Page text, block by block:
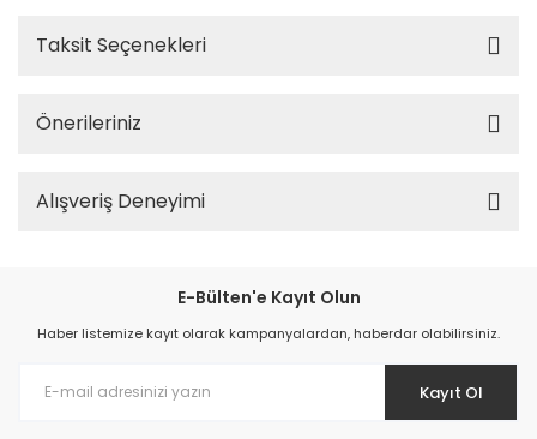
Taksit Seçenekleri
Önerileriniz
Alışveriş Deneyimi
E-Bülten'e Kayıt Olun
Haber listemize kayıt olarak kampanyalardan, haberdar olabilirsiniz.
Kayıt Ol